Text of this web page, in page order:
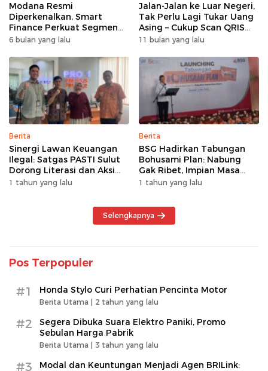
Modana Resmi
Diperkenalkan, Smart
Finance Perkuat Segmen
Pembiayaan Multiguna
6 bulan yang lalu
Jalan-Jalan ke Luar Negeri,
Tak Perlu Lagi Tukar Uang
Asing – Cukup Scan QRIS
Pakai BRImo
11 bulan yang lalu
Berita
Sinergi Lawan Keuangan
Ilegal: Satgas PASTI Sulut
Dorong Literasi dan Aksi
Kolektif Masyarakat
1 tahun yang lalu
Berita
BSG Hadirkan Tabungan
Bohusami Plan: Nabung
Gak Ribet, Impian Masa
Depan Makin Dekat!
1 tahun yang lalu
Selengkapnya
Pos Terpopuler
#1 Honda Stylo Curi Perhatian Pencinta Motor
Berita Utama | 2 tahun yang lalu
#2
Segera Dibuka Suara Elektro Paniki, Promo
Sebulan Harga Pabrik
Berita Utama | 3 tahun yang lalu
#3
Modal dan Keuntungan Menjadi Agen BRILink: